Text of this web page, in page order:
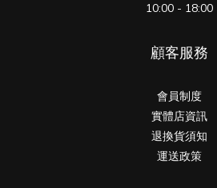
10:00 - 18:00
顧客服務
會員制度
實體店資訊
退換貨須知
運送政策